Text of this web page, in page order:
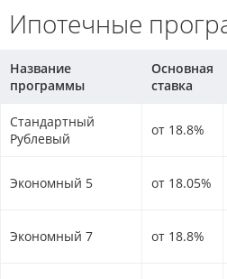
Ипотечные
Название
программы
Основная
ставка
Стандартный
Рублевый
от 18.8%
Экономный 5 от 18.05%
Экономный 7 от 18.8%